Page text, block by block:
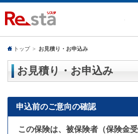
トップ > お見積り・お申込み
お見積り・お申込み
申込前のご意向の確認
この保険は、被保険者（保険金